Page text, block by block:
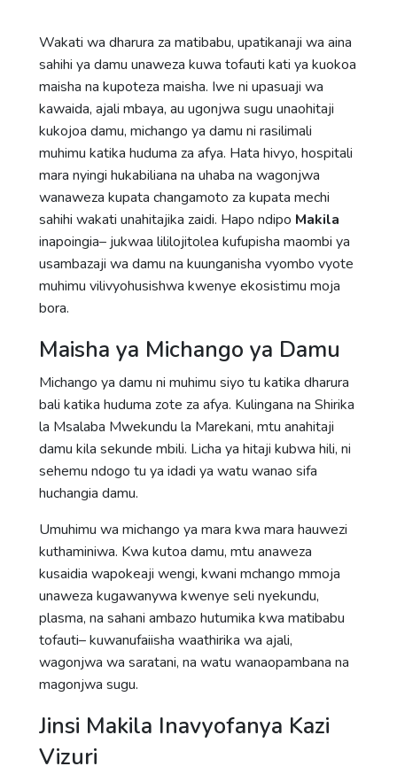
Wakati wa dharura za matibabu, upatikanaji wa aina
sahihi ya damu unaweza kuwa tofauti kati ya kuokoa
maisha na kupoteza maisha. Iwe ni upasuaji wa
kawaida, ajali mbaya, au ugonjwa sugu unaohitaji
kukojoa damu, michango ya damu ni rasilimali
muhimu katika huduma za afya. Hata hivyo, hospitali
mara nyingi hukabiliana na uhaba na wagonjwa
wanaweza kupata changamoto za kupata mechi
sahihi wakati unahitajika zaidi. Hapo ndipo Makila
inapoingia– jukwaa lililojitolea kufupisha maombi ya
usambazaji wa damu na kuunganisha vyombo vyote
muhimu vilivyohusishwa kwenye ekosistimu moja
bora.
Maisha ya Michango ya Damu
Michango ya damu ni muhimu siyo tu katika dharura
bali katika huduma zote za afya. Kulingana na Shirika
la Msalaba Mwekundu la Marekani, mtu anahitaji
damu kila sekunde mbili. Licha ya hitaji kubwa hili, ni
sehemu ndogo tu ya idadi ya watu wanao sifa
huchangia damu.
Umuhimu wa michango ya mara kwa mara hauwezi
kuthaminiwa. Kwa kutoa damu, mtu anaweza
kusaidia wapokeaji wengi, kwani mchango mmoja
unaweza kugawanywa kwenye seli nyekundu,
plasma, na sahani ambazo hutumika kwa matibabu
tofauti– kuwanufaiisha waathirika wa ajali,
wagonjwa wa saratani, na watu wanaopambana na
magonjwa sugu.
Jinsi Makila Inavyofanya Kazi
Vizuri